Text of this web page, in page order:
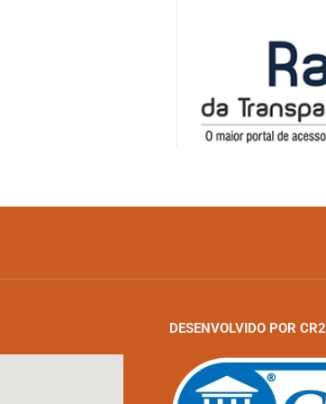
DESENVOLVIDO POR CR2